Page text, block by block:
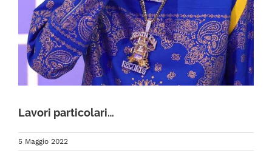
FAQ
Lavori particolari…
5 Maggio 2022